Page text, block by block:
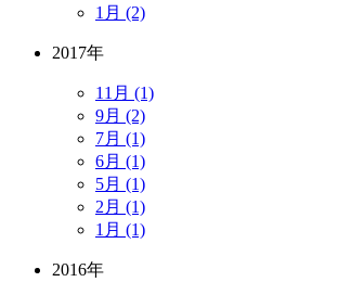
1月 (2)
2017年
11月 (1)
9月 (2)
7月 (1)
6月 (1)
5月 (1)
2月 (1)
1月 (1)
2016年